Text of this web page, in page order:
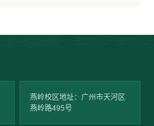
燕岭校区地址：广州市天河区
燕岭路495号